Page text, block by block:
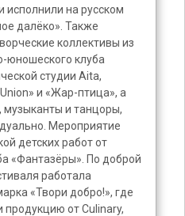
исполнили на русском
далёко». Также
коллективы из
юношеского клуба
студии Aita,
и «Жар-птица», а
и танцоры,
Мероприятие
детских работ от
«Фантазёры». По доброй
работала
«Твори добро!», где
продукцию от Culinary,